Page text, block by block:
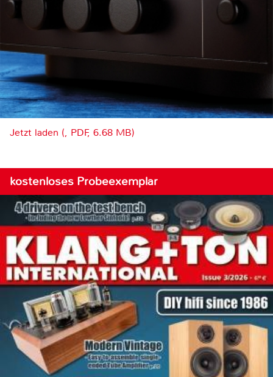
Jetzt laden (, PDF, 6.68 MB)
kostenloses Probeexemplar